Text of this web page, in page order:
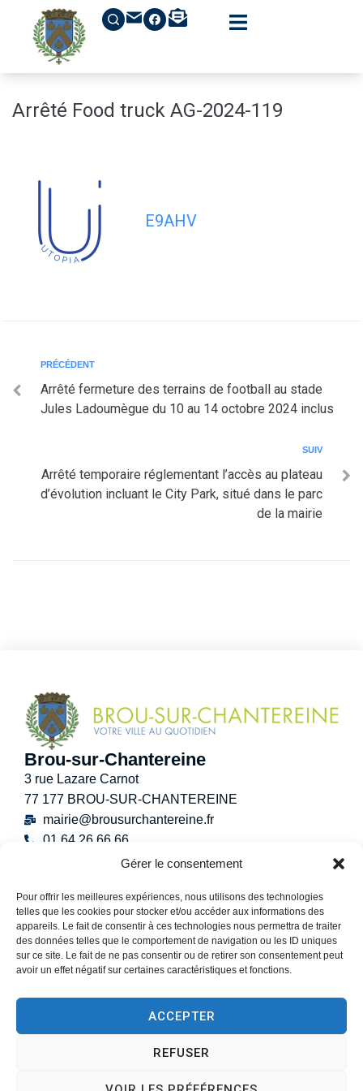
Gérer le consentement
Pour offrir les meilleures expériences, nous utilisons des technologies
telles que les cookies pour stocker et/ou accéder aux informations des
appareils. Le fait de consentir à ces technologies nous permettra de traiter
des données telles que le comportement de navigation ou les ID uniques
sur ce site. Le fait de ne pas consentir ou de retirer son consentement peut
avoir un effet négatif sur certaines caractéristiques et fonctions.
ACCEPTER
REFUSER
principal
Arrêté Food truck AG-2024-119
E9AHV
PRÉCÉDENT
Arrêté fermeture des terrains de football au stade
Jules Ladoumègue du 10 au 14 octobre 2024 inclus
SUIV
Arrêté temporaire réglementant l’accès au plateau
d’évolution incluant le City Park, situé dans le parc
de la mairie
Brou-sur-Chantereine
3 rue Lazare Carnot
77 177 BROU-SUR-CHANTEREINE
mairie@brousurchantereine.fr
01 64 26 66 66
Lundi :8h30 – 12h
Mardi :8h30 – 12h / 13h30 – 17h30
Mercredi :8h30 -12h30
Jeudi : 8h30 – 12h / 13h30 – 18h30
13h30 – 17h30
Samedi :9h00 – 12h
(Permanence État-Civil uniquement)